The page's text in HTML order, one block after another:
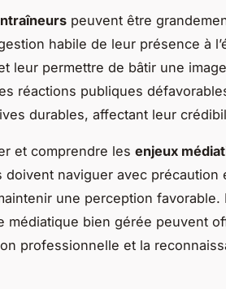
peuvent être
habile de leur présence à
leur permettre de bâtir une
réactions publiques
durables, affectant leur
et comprendre les enjeux
naviguer avec précaution
une perception favorable.
médiatique bien gérée peuvent
professionnelle et la